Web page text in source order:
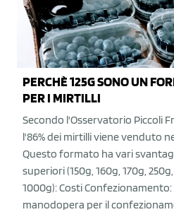
PERCHÈ 125G SONO UN
PER I MIRTILLI
Secondo l'Osservatorio Piccoli
l'86% dei mirtilli viene venduto
Questo formato ha vari
superiori (150g, 160g, 170g,
1000g): Costi
manodopera per il